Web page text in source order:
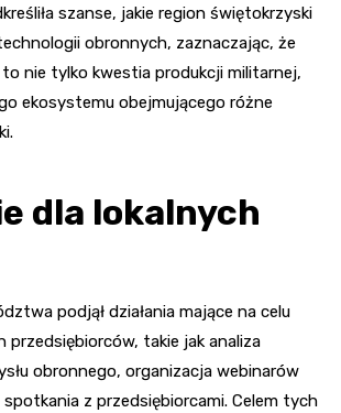
szanse, jakie region świętokrzyski
obronnych, zaznaczając, że
nie tylko kwestia produkcji militarnej,
ekosystemu obejmującego różne
dla lokalnych
podjął działania mające na celu
przedsiębiorców, takie jak analiza
obronnego, organizacja webinarów
z przedsiębiorcami. Celem tych